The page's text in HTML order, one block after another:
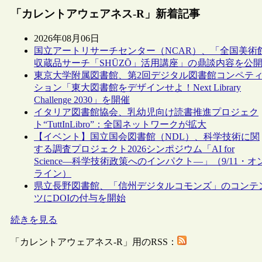
「カレントアウェアネス-R」新着記事
2026年08月06日
国立アートリサーチセンター（NCAR）、「全国美術
収蔵品サーチ「SHŪZŌ」活用講座」の鼎談内容を公開
東京大学附属図書館、第2回デジタル図書館コンペティ
ション「東大図書館をデザインせよ！Next Library
Challenge 2030」を開催
イタリア図書館協会、乳幼児向け読書推進プロジェク
ト“TuttInLibro”：全国ネットワークが拡大
【イベント】国立国会図書館（NDL）、科学技術に関
する調査プロジェクト2026シンポジウム「AI for
Science―科学技術政策へのインパクト―」（9/11・オ
ライン）
県立長野図書館、「信州デジタルコモンズ」のコンテ
ツにDOIの付与を開始
続きを見る
「カレントアウェアネス-R」用のRSS：